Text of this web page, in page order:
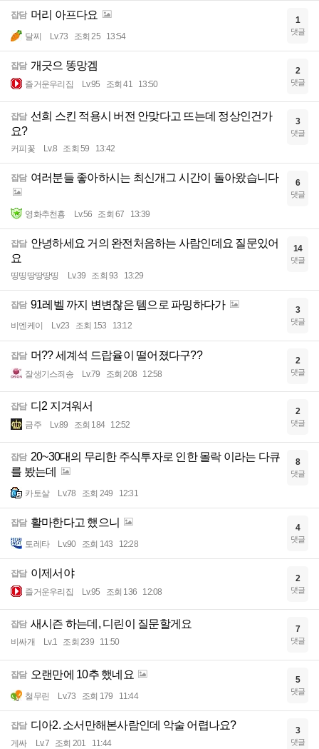
잡담 머리 아프다요
달찌 Lv.73 조회 25 13:54
1
댓글
잡담 개긋으 똥망겜
즐거운우리집 Lv.95 조회 41 13:50
2
댓글
잡담 선희 스킨 적용시 버전 안맞다고 뜨는데 정상인건가
요?
커피꽃 Lv.8 조회 59 13:42
3
댓글
잡담 여러분들 좋아하시는 최신개그 시간이 돌아왔습니다
영화추천횽 Lv.56 조회 67 13:39
6
댓글
잡담 안녕하세요 거의 완전처음하는 사람인데요 질문있어
요
띵띵땅땅땅띵 Lv.39 조회 93 13:29
14
댓글
잡담 91레벨 까지 변변찮은 템으로 파밍하다가
비엔케이 Lv.23 조회 153 13:12
3
댓글
잡담 머?? 세계석 드랍율이 떨어졌다구??
잘생기스죄송 Lv.79 조회 208 12:58
2
댓글
잡담 디2 지겨워서
금주 Lv.89 조회 184 12:52
2
댓글
잡담 20~30대의 무리한 주식투자로 인한 몰락 이라는 다큐
를 봤는데
카토살 Lv.78 조회 249 12:31
8
댓글
잡담 활마한다고 했으니
토레타 Lv.90 조회 143 12:28
4
댓글
잡담 이제서야
즐거운우리집 Lv.95 조회 136 12:08
2
댓글
잡담 새시즌 하는데, 디린이 질문할게요
비싸개 Lv.1 조회 239 11:50
7
댓글
잡담 오랜만에 10추 했네요
철무린 Lv.73 조회 179 11:44
5
댓글
잡담 디아2. 소서만해본사람인데 악술 어렵나요?
게싸 Lv.7 조회 201 11:44
3
댓글